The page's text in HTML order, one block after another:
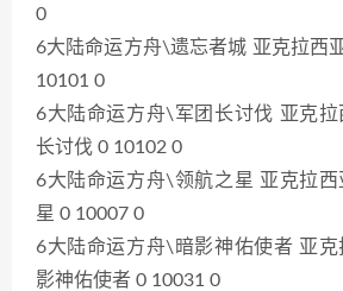
0
6大陆命运方舟\遗忘者城 亚克拉西
10101 0
6大陆命运方舟\军团长讨伐 亚克拉
长讨伐 0 10102 0
6大陆命运方舟\领航之星 亚克拉西
星 0 10007 0
6大陆命运方舟\暗影神佑使者 亚克
影神佑使者 0 10031 0